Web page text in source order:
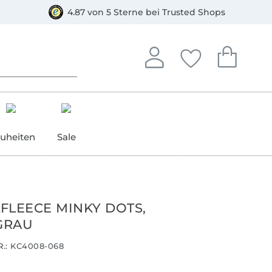
4.87 von 5 Sterne bei Trusted Shops
Anmelden
In deinem Konto
Deine
Du hast keine
Dein
Du hast
Sale
MINKY DOTS,
KC4008-068